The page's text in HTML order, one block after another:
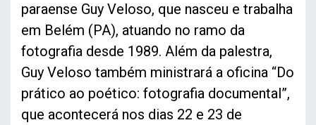
paraense Guy Veloso, que nasceu e trabalha
em Belém (PA), atuando no ramo da
fotografia desde 1989. Além da palestra,
Guy Veloso também ministrará a oficina “Do
prático ao poético: fotografia documental”,
que acontecerá nos dias 22 e 23 de